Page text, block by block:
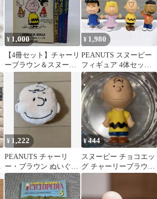
¥ 1,000
【4冊セット】チャーリ
ーブラウン＆スヌーピ
ルス M. シュルツ ツ
ル・コミック社
2607HAth72
¥ 1,980
PEANUTS スヌーピー
フィギュア 4体セット
チャーリーブラウン
¥ 1,222
PEANUTS チャーリ
ー・ブラウン ぬいぐる
みパスケース ポーチ
¥444
スヌーピー チョコエッ
グ チャーリーブラウン
フィギュア